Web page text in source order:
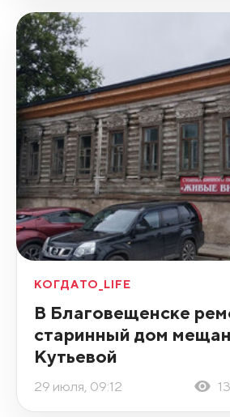
КОГДАТО_LIFE
В Благовещенске
старинный дом
Кутьевой
29 июля, 09:12